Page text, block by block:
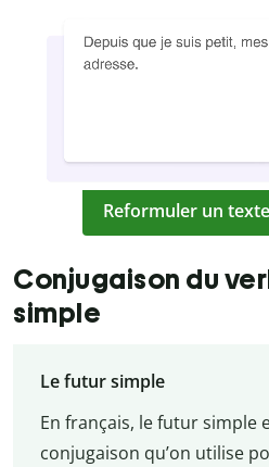
Reformuler un
Conjugaison du
simple
Le futur simple
En français, le futur simple
conjugaison qu’on utilise